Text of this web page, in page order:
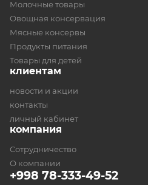
+998 78-333-49-52
Молочные товары
Овощная консервация
Мясные консервы
Продукты питания
Товары для детей
клиентам
новости и акции
контакты
личный кабинет
компания
Сотрудничество
О компании